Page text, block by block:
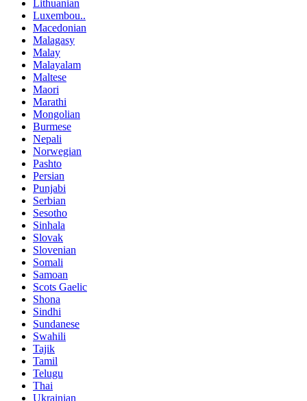
Lithuanian
Luxembou..
Macedonian
Malagasy
Malay
Malayalam
Maltese
Maori
Marathi
Mongolian
Burmese
Nepali
Norwegian
Pashto
Persian
Punjabi
Serbian
Sesotho
Sinhala
Slovak
Slovenian
Somali
Samoan
Scots Gaelic
Shona
Sindhi
Sundanese
Swahili
Tajik
Tamil
Telugu
Thai
Ukrainian